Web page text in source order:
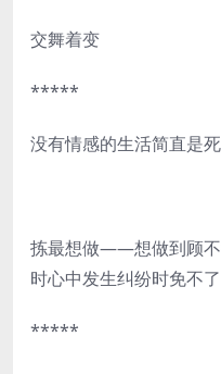
交舞着变
*****
没有情感的生活简直是死
拣最想做——想做到顾
时心中发生纠纷时免不
*****